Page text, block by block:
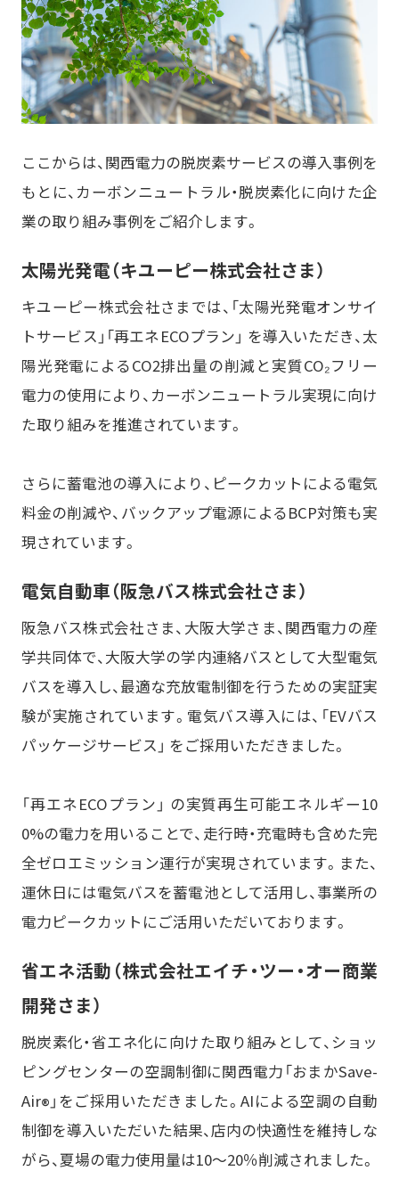
ここからは、関西電力の脱炭素サービスの導入事例を
もとに、カーボンニュートラル・脱炭素化に向けた企
業の取り組み事例をご紹介します。
太陽光発電（キユーピー株式会社さま）
キユーピー株式会社さまでは、「太陽光発電オンサイ
トサービス」「再エネECOプラン」 を導入いただき、太
陽光発電によるCO2排出量の削減と実質CO₂フリー
電力の使用により、カーボンニュートラル実現に向け
た取り組みを推進されています。
さらに蓄電池の導入により、ピークカットによる電気
料金の削減や、バックアップ電源によるBCP対策も実
現されています。
電気自動車（阪急バス株式会社さま）
阪急バス株式会社さま、大阪大学さま、関西電力の産
学共同体で、大阪大学の学内連絡バスとして大型電気
バスを導入し、最適な充放電制御を行うための実証実
験が実施されています。電気バス導入には、「EVバス
パッケージサービス」 をご採用いただきました。
「再エネECOプラン」 の実質再生可能エネルギー10
0%の電力を用いることで、走行時・充電時も含めた完
全ゼロエミッション運行が実現されています。また、
運休日には電気バスを蓄電池として活用し、事業所の
電力ピークカットにご活用いただいております。
省エネ活動（株式会社エイチ・ツー・オー商業
開発さま）
脱炭素化・省エネ化に向けた取り組みとして、ショッ
ピングセンターの空調制御に関西電力「おまかSave-
Air® 」をご採用いただきました。AIによる空調の自動
制御を導入いただいた結果、店内の快適性を維持しな
がら、夏場の電力使用量は10～20％削減されました。